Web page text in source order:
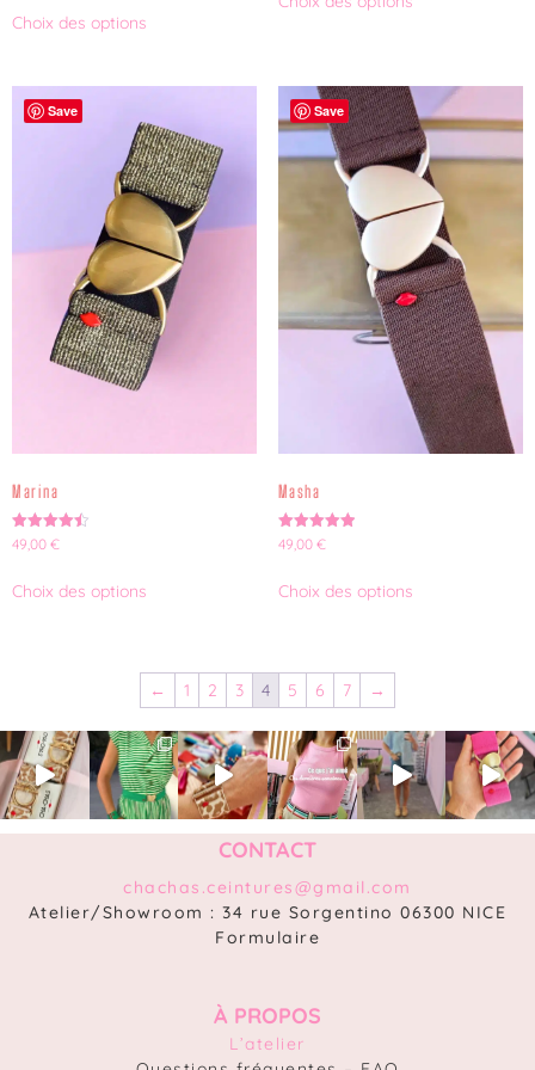
Choix des options
Save
Marina
Note
4.50
49,00 €
Choix des options
Save
Masha
Note
5.00
49,00 €
Choix des options
← 1 2 3 4 5 6 7 →
CONTACT
chachas.ceintures@gmail.com
Atelier/Showroom : 34 rue Sorgentino 06300 NICE
Formulaire
À PROPOS
L’atelier